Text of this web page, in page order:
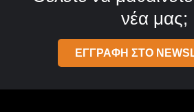
νέα μας;
ΕΓΓΡΑΦΗ ΣΤΟ